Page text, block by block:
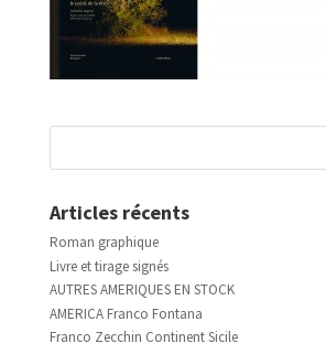
Articles récents
Roman graphique
Livre et tirage signés
AUTRES AMERIQUES EN STOCK
AMERICA Franco Fontana
Franco Zecchin Continent Sicile